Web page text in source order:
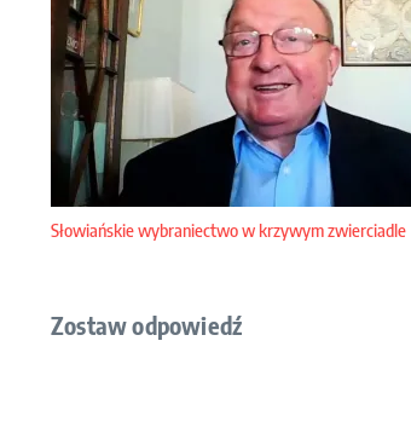
Słowiańskie wybraniectwo w krzywym zwierciadle
Zostaw odpowiedź